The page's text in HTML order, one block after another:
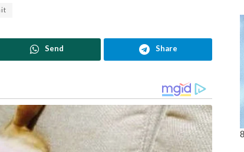
Send Share